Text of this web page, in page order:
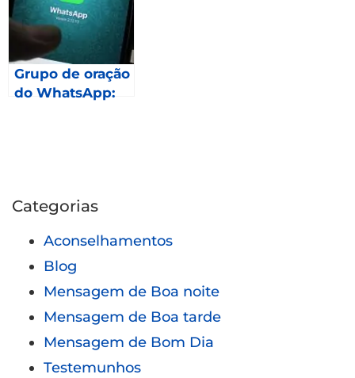
Grupo de oração
do WhatsApp:
Categorias
Aconselhamentos
Blog
Mensagem de Boa noite
Mensagem de Boa tarde
Mensagem de Bom Dia
Testemunhos